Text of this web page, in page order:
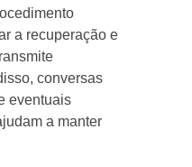
a recuperação e
conversas
eventuais
a manter